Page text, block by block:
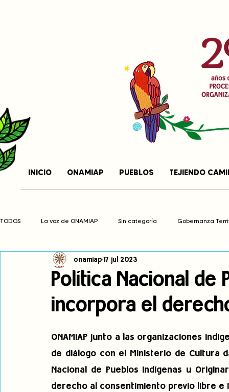
INICIO ONAMIAP PUEBLOS TEJIENDO
TODOS La voz de ONAMIAP Sin categoría Gobernanza
Cambio climático Navegador indígena
Pronunciamientos Observatorio de consulta previa
incidencia
Política Nacional de
incorpora el
onamiap 17 jul 2023
ONAMIAP junto a las organizaciones
de diálogo con el Ministerio de Cultura
Nacional de Pueblos indígenas u
derecho al consentimiento previo libre e